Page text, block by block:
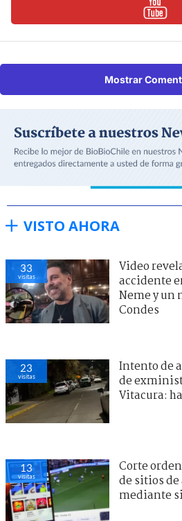
Mostrar
VISTO AHORA
33
visitas
Video
accidente
Neme y un
Condes
23
visitas
Intento de
de
Vitacura:
13
visitas
Corte
de sitios
mediante